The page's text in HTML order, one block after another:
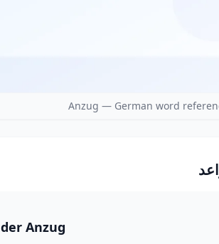
Anzug — German word
der Anzug